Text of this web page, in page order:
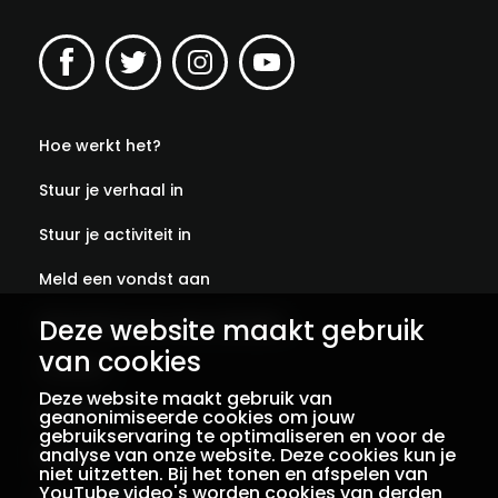
Deze website maakt gebruik
van cookies
Deze website maakt gebruik van
geanonimiseerde cookies om jouw
gebruikservaring te optimaliseren en voor de
analyse van onze website. Deze cookies kun je
niet uitzetten. Bij het tonen en afspelen van
Hoe werkt het?
Stuur je verhaal in
Stuur je activiteit in
Meld een vondst aan
Abonneer je op onze verhalen
Contact
Colofon
Privacy